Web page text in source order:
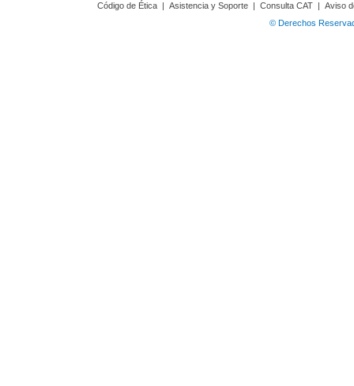
Código de Ética | Asistencia y Soporte | Consulta CAT | Aviso
© Derechos